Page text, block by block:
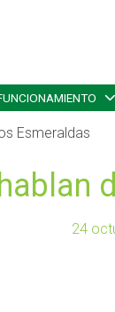
Esmeraldas
24